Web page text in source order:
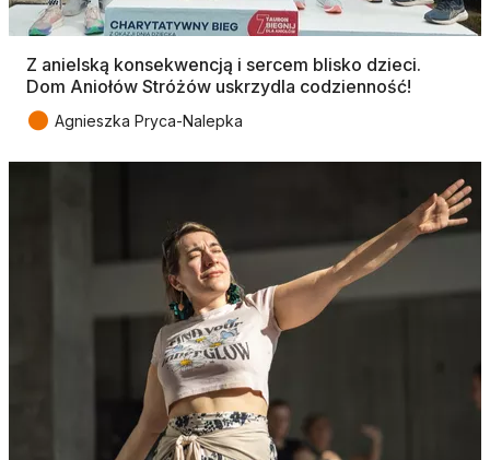
Z anielską konsekwencją i sercem blisko dzieci.
Dom Aniołów Stróżów uskrzydla codzienność!
● Agnieszka Pryca-Nalepka